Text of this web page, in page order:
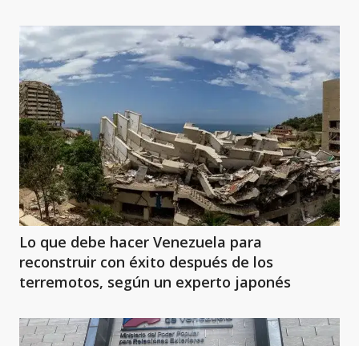
Lo que debe hacer Venezuela para
reconstruir con éxito después de los
terremotos, según un experto japonés